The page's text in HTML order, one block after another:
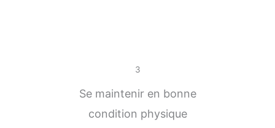
3
Se maintenir en bonne
condition physique